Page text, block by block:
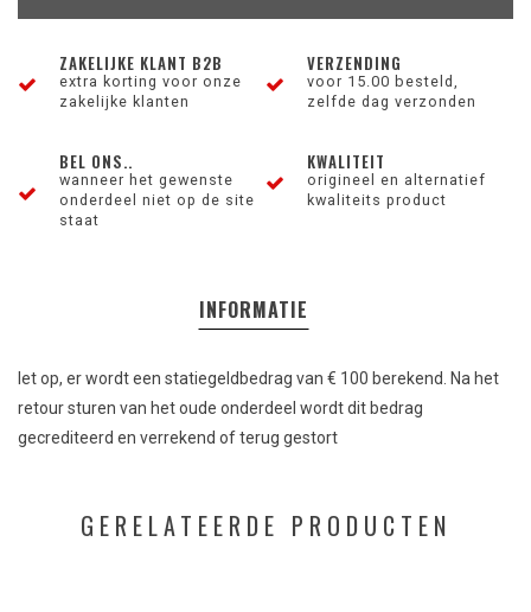
ZAKELIJKE KLANT B2B
extra korting voor onze
zakelijke klanten
VERZENDING
voor 15.00 besteld,
zelfde dag verzonden
BEL ONS..
wanneer het gewenste
onderdeel niet op de site
staat
KWALITEIT
origineel en alternatief
kwaliteits product
INFORMATIE
let op, er wordt een statiegeldbedrag van € 100 berekend. Na het
retour sturen van het oude onderdeel wordt dit bedrag
gecrediteerd en verrekend of terug gestort
GERELATEERDE PRODUCTEN